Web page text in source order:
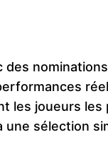
des nominations
les joueurs les
une sélection